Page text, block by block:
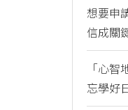
想要申
信成關
「心
忘學好